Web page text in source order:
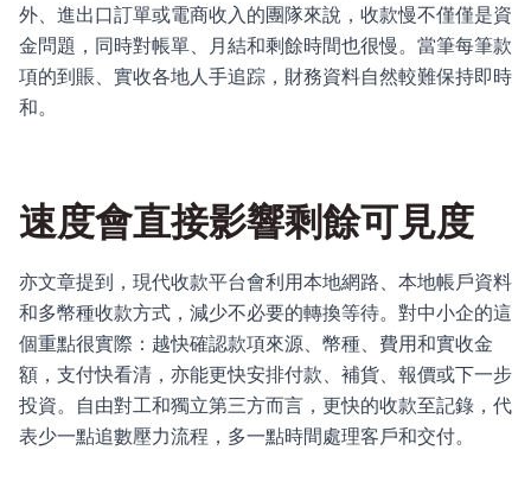
外、進出口訂單或電商收入的團隊來說，收款慢不僅僅是資
金問題，同時對帳單、月結和剩餘時間也很慢。當筆每筆款
項的到賬、實收各地人手追踪，財務資料自然較難保持即時
和。
速度會直接影響剩餘可見度
亦文章提到，現代收款平台會利用本地網路、本地帳戶資料
和多幣種收款方式，減少不必要的轉換等待。對中小企的這
個重點很實際：越快確認款項來源、幣種、費用和實收金
額，支付快看清，亦能更快安排付款、補貨、報價或下一步
投資。自由對工和獨立第三方而言，更快的收款至記錄，代
表少一點追數壓力流程，多一點時間處理客戶和交付。